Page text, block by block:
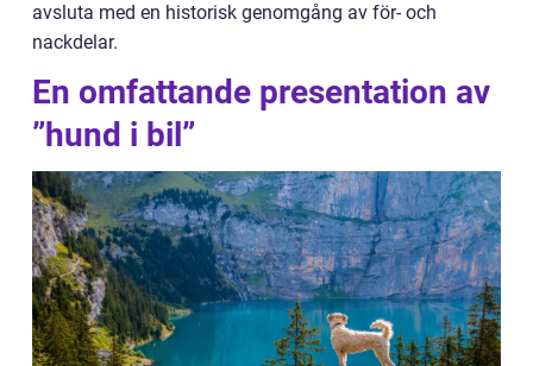
avsluta med en historisk genomgång av för- och
nackdelar.
En omfattande presentation av
”hund i bil”